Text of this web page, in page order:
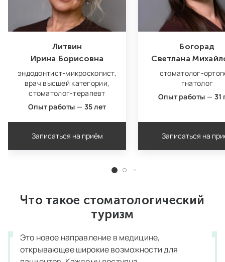
Литвин
Ирина Борисовна
эндодонтист‑микроскопист,
врач высшей категории,
стоматолог-терапевт
Опыт работы — 35 лет
Записаться на приём
Богорад
Светлана
гнатолог
Опыт работы — 31
Записаться на
Что такое стоматологический
туризм
Это новое направление в медицине,
открывающее широкие возможности для